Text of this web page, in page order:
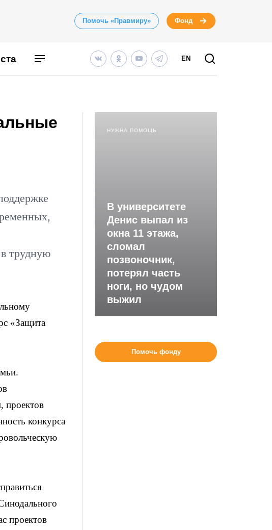
Помочь «Правмиру» Фонд
EN
трудную
«Защита
проектов
конкурса
проектов
НУЖНА ПОМОЩЬ
В университете
Денис выпал из
окна 11 этажа,
сломал
позвоночник,
потерял часть
ноги, но чудом
выжил
Помочь фонду